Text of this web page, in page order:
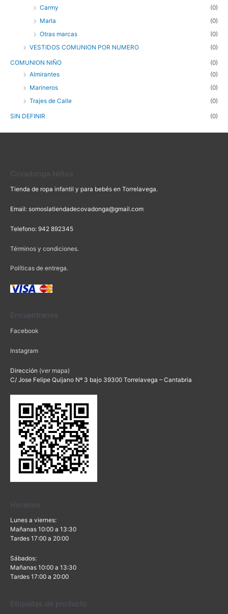
Carmy
(0)
Marla
(0)
Otras marcas
(0)
VESTIDOS COMUNION POR NUMERO
(0)
COMUNION NIÑO
(0)
Almirantes
(0)
Marineros
(0)
Trajes de Calle
(0)
SIN DEFINIR (0)
Covadonga Niños
Tienda de ropa infantil y para bebés en Torrelavega.
Email: somoslatiendadecovadonga@gmail.com
Telefono: 942 892345
Términos y condiciones.
Políticas de entrega.
Encuentranos
Facebook
Instagram
Dirección (ver mapa)
C/ Jose Felipe Quijano Nº 3 bajo 39300 Torrelavega – Cantabria
Horarios
Lunes a viernes:
Mañanas 10:00 a 13:30
Tardes 17:00 a 20:00
Sábados:
Mañanas 10:00 a 13:30
Tardes 17:00 a 20:00
Etiquetas de producto